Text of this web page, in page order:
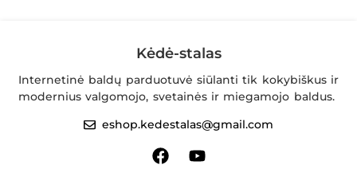
Kėdė-stalas
Internetinė baldų parduotuvė siūlanti tik kokybiškus ir
modernius valgomojo, svetainės ir miegamojo baldus.
eshop.kedestalas@gmail.com